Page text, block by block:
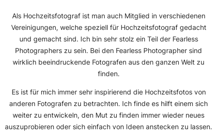
Als Hochzeitsfotograf ist man auch Mitglied in verschiedenen
Vereinigungen, welche speziell für Hochzeitsfotograf gedacht
und gemacht sind. Ich bin sehr stolz ein Teil der Fearless
Photographers zu sein. Bei den Fearless Photographer sind
wirklich beeindruckende Fotografen aus den ganzen Welt zu
finden.
Es ist für mich immer sehr inspirierend die Hochzeitsfotos von
anderen Fotografen zu betrachten. Ich finde es hilft einem sich
weiter zu entwickeln, den Mut zu finden immer wieder neues
auszuprobieren oder sich einfach von Ideen anstecken zu lassen.